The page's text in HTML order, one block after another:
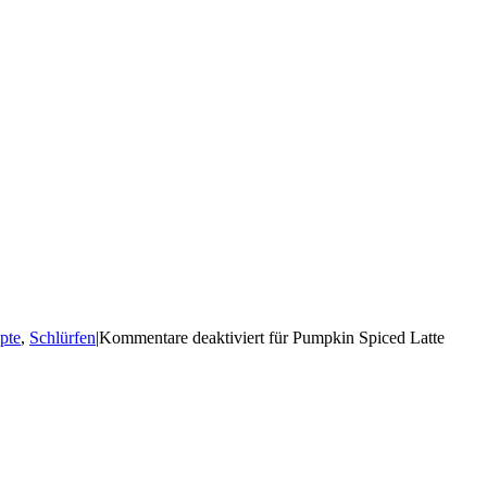
, Schlürfen|Kommentare deaktiviert für Pumpkin Spiced Latte